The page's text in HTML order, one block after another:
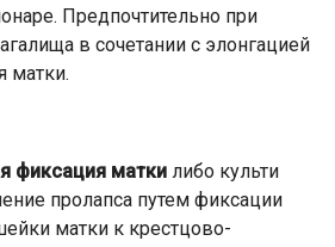
Предпочтительно при
в сочетании с элонгацией
матки.
фиксация матки либо культи
пролапса путем фиксации
матки к крестцово-